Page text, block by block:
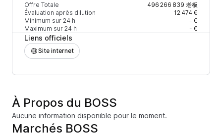
Offre Totale
496 266 839 老板
Évaluation après dilution
12 474 €
Minimum sur 24 h
- €
Maximum sur 24 h
- €
Liens officiels
Site internet
À Propos du BOSS
Aucune information disponible pour le moment.
Marchés BOSS